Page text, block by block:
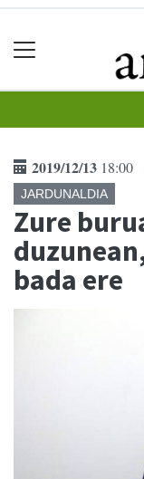
2019/12/13 18:00
JARDUNALDIA
Zure
bada ere